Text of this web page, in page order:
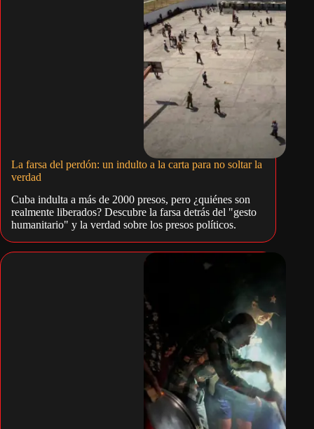
La farsa del perdón: un indulto a la carta para no soltar la
verdad
Cuba indulta a más de 2000 presos, pero ¿quiénes son
realmente liberados? Descubre la farsa detrás del "gesto
humanitario" y la verdad sobre los presos políticos.